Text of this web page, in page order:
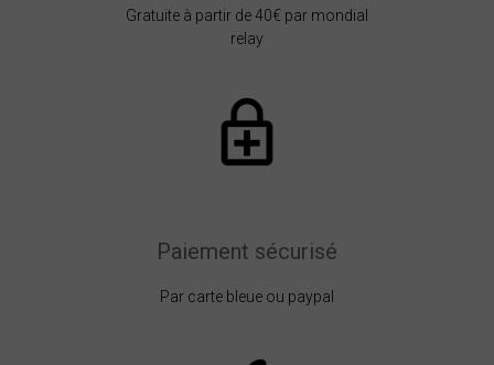
Gratuite à partir de 40€ par mondial
relay
Paiement sécurisé
Par carte bleue ou paypal